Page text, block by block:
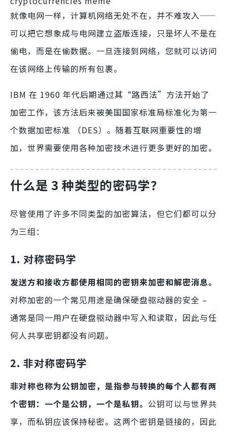
就像电网一样，计算机网络无处不在，并不难攻入——
可以把它想象成与电网建立盗版连接，只是坏人不是在
偷电，而是在偷数据。一旦连接到网络，您就可以访问
在该网络上传输的所有包裹。
IBM 在 1960 年代后期通过其“路西法”方法开始了
加密工作，该方法后来被美国国家标准局标准化为第一
个数据加密标准 （DES）。随着互联网重要性的增
加，世界需要使用各种加密技术进行更多更好的加密。
什么是 3 种类型的密码学？
尽管使用了许多不同类型的加密算法，但它们都可以分
为三组：
1. 对称密码学
发送方和接收方都使用相同的密钥来加密和解密消息。
对称加密的一个常见用途是确保硬盘驱动器的安全 –
通常是同一用户在硬盘驱动器中写入和读取，因此与任
何人共享密钥都没有问题。
2. 非对称密码学
非对称也称为公钥加密，是指参与转换的每个人都有两
个密钥：一个是公钥，一个是私钥。 公钥可以与世界共
享，而私钥应该保持秘密。这两个密钥是链接的，因此